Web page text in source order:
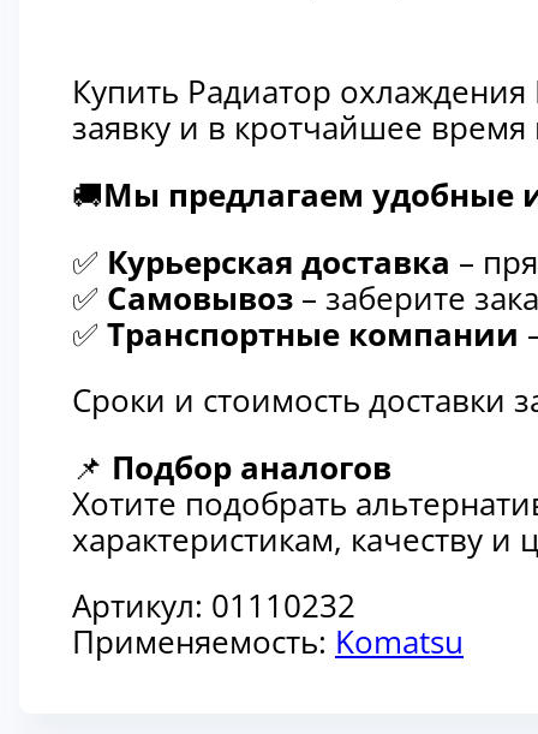
Купить Радиатор
заявку и в кротчайшее
🚚Мы предлагаем удобные
✅ Курьерская доставка –
✅ Самовывоз – заберите
✅ Транспортные компании
Сроки и стоимость доставки
📌 Подбор аналогов
Хотите подобрать
характеристикам, качеству
Артикул: 01110232
Применяемость: Komatsu